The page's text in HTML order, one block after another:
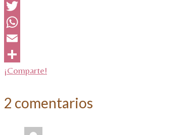
Facebook
Twitter
WhatsApp
Email
¡Comparte!
2 comentarios